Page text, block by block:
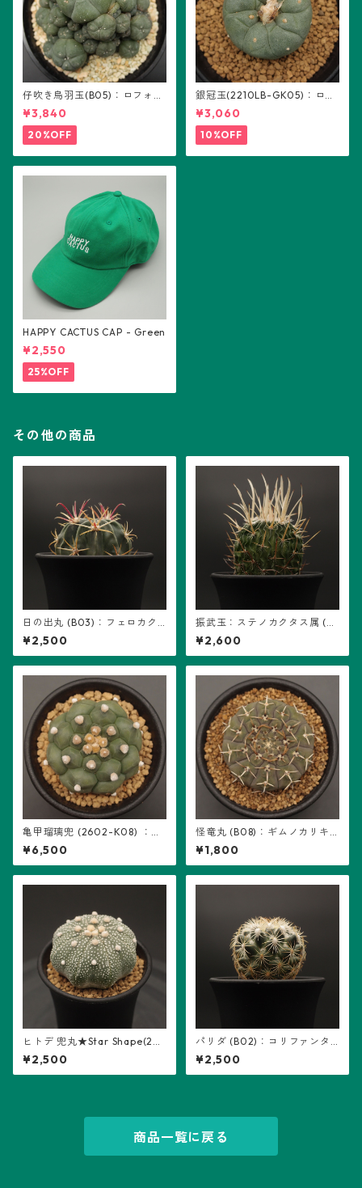
仔吹き烏羽玉(B05)：ロフォフ
ォラ属
¥3,840
20%OFF
銀冠玉(2210LB-GK05)：ロフ
ォフォラ属 ※実生
¥3,060
10%OFF
HAPPY CACTUS CAP - Green
¥2,550
25%OFF
その他の商品
日の出丸 (B03)：フェロカク
タス属 ※実生
¥2,500
振武玉：ステノカクタス属 (B
08) ※実生
¥2,600
亀甲瑠璃兜 (2602-K08) ：ア
ストロフィツム属 ※実生
¥6,500
怪竜丸 (B08)：ギムノカリキ
ウム属 ※実生
¥1,800
ヒトデ 兜丸★Star Shape(26
04-S03)：アストロフィツム
属 ※実生
¥2,500
パリダ (B02)：コリファンタ
属 ※実生
¥2,500
商品一覧に戻る